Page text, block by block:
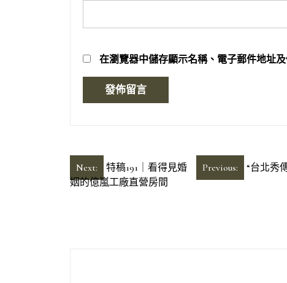
在瀏覽器中儲存顯示名稱、電子郵件地址
文
章
Previous: “台北秀
Next:
特稿191｜看得見婚
姻的億嵐工廠直營房間